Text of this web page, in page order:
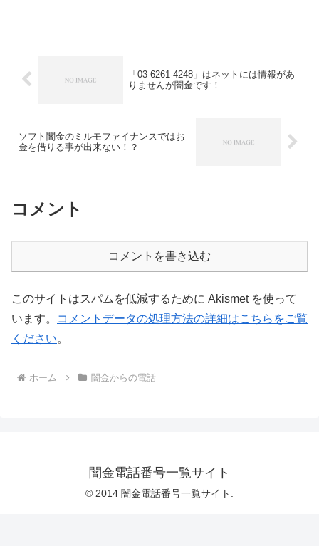
「03-6261-4248」はネットには情報があ
りませんが闇金です！
ソフト闇金のミルモファイナンスではお
金を借りる事が出来ない！？
コメント
コメントを書き込む
このサイトはスパムを低減するために Akismet を使って
います。
コメントデータの処理方法の詳細はこちらをご覧
ください。
ホーム 闇金からの電話
闇金電話番号一覧サイト
© 2014 闇金電話番号一覧サイト.